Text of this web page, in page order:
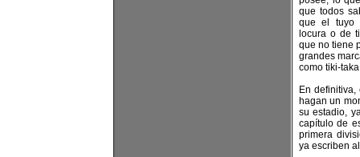
que todos
que el tuyo
locura o de
que no tiene
grandes
como tiki-
En
hagan un
su estadio,
capítulo de
primera
ya escriben